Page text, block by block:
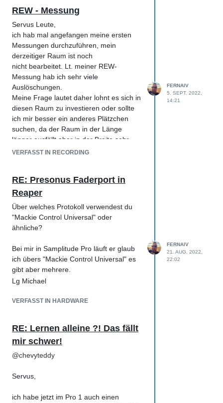
Grüße Michael
REW - Messung
Servus Leute,
ich hab mal angefangen meine ersten
Messungen durchzuführen, mein
derzeitiger Raum ist noch
nicht bearbeitet. Lt. meiner REW-
Messung hab ich sehr viele
Auslöschungen.
Meine Frage lautet daher lohnt es sich in
diesen Raum zu investieren oder sollte
ich mir besser ein anderes Plätzchen
suchen, da der Raum in der Länge
länger ausfällt aber in der Breite sehr
kurz fällt nehme ich an das dieser sehr
Was denkt ihr ?
VERFASST IN RECORDING
FERNAIV
5. SEPT. 2022,
14:21
RE: Presonus Faderport in
Reaper
Über welches Protokoll verwendest du
"Mackie Control Universal" oder
ähnliche?
Bei mir in Samplitude Pro läuft er glaub
ich übers "Mackie Control Universal" es
gibt aber mehrere.
Lg Michael
VERFASST IN HARDWARE
FERNAIV
21. AUG. 2022,
22:02
RE: Lernen alleine ?! Das fällt
mir schwer!
@chevyteddy
Servus,
ich habe jetzt im Pro 1 auch einen